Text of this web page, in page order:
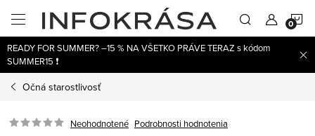
obsah
READY FOR SUMMER? –15 % NA VŠETKO PRÁVE TERAZ s kódom
SUMMER15 ❗
Očná starostlivosť
Neohodnotené Podrobnosti hodnotenia